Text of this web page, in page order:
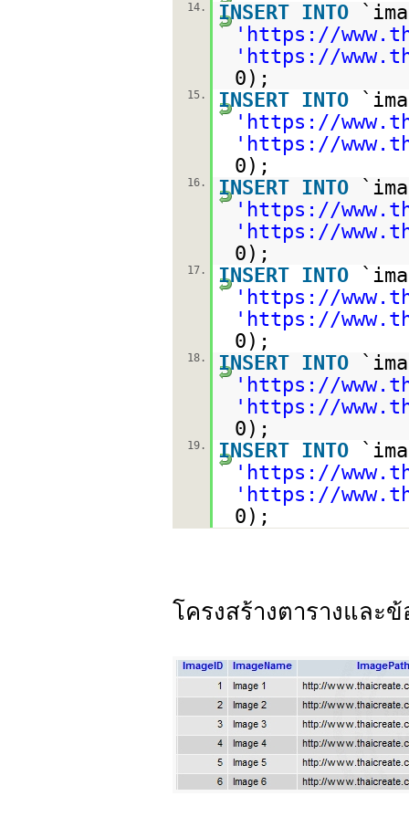
14.
INSERT INTO
' https://
' https://
0);
15. INSERT INTO
' https://
' https://
0);
16. INSERT INTO
' https://
' https://
0);
17. INSERT INTO
' https://
' https://
0);
18. INSERT INTO
' https://
' https://
0);
19. INSERT INTO
' https://
' https://
0);
โครงสร้างตารางและ